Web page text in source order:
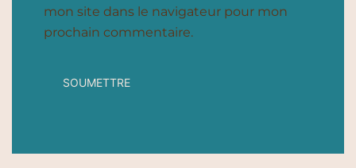
mon site dans le navigateur pour mon
prochain commentaire.